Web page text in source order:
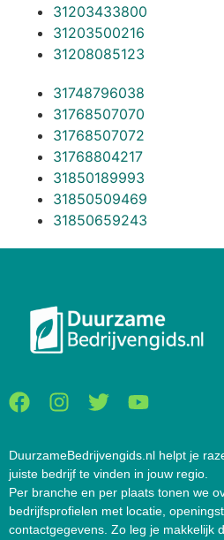
31203433800
31203500216
31208085123
31748796038
31768507070
31768507072
31768804217
31850189993
31850509469
31850659243
DuurzameBedrijvengids.nl helpt je
juiste bedrijf te vinden in jouw regio.
Per branche en per plaats tonen we
bedrijfsprofielen met locatie,
contactgegevens. Zo leg je makkelijk